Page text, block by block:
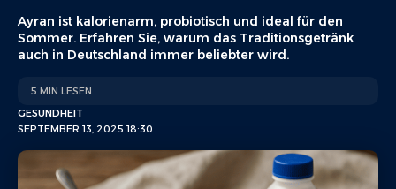
Ayran ist kalorienarm, probiotisch und ideal für den
Sommer. Erfahren Sie, warum das Traditionsgetränk
auch in Deutschland immer beliebter wird.
SEPTEMBER 13, 2025 18:30
GESUNDHEIT
5 MIN LESEN